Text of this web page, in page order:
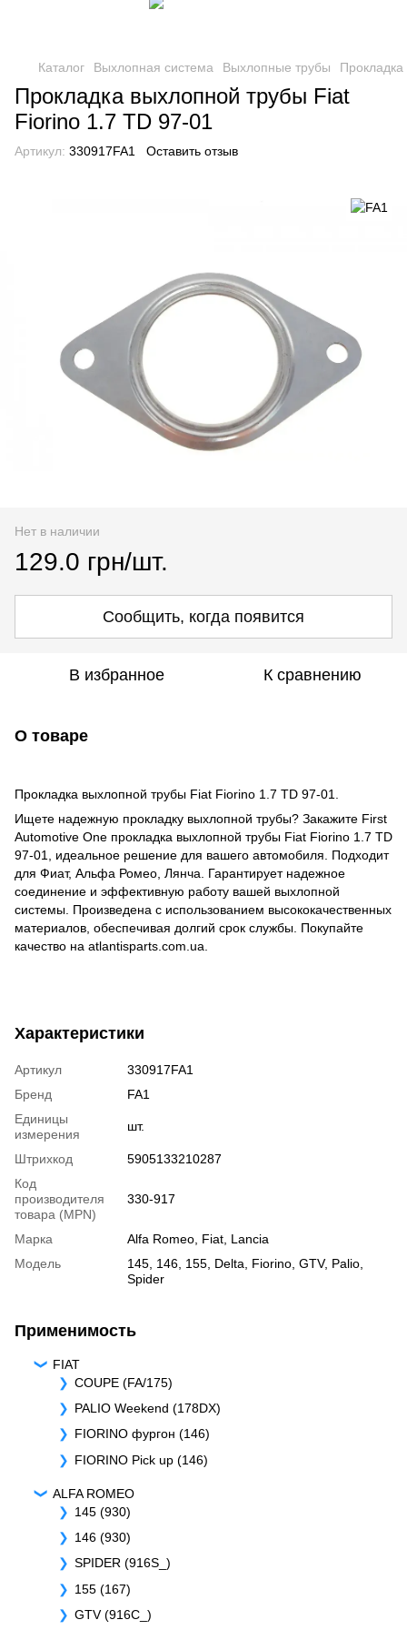
Каталог Выхлопная система Выхлопные трубы
Прокладка выхлопной трубы Fiat
Fiorino 1.7 TD 97-01
Артикул: 330917FA1 Оставить отзыв
Нет в наличии
129.0 грн/шт.
Сообщить, когда появится
В избранное К сравнению
О товаре
Прокладка выхлопной трубы Fiat Fiorino 1.7 TD 97-01.
Ищете надежную прокладку выхлопной трубы? Закажите First
Automotive One прокладка выхлопной трубы Fiat Fiorino 1.7 TD
97-01, идеальное решение для вашего автомобиля. Подходит
для Фиат, Альфа Ромео, Лянча. Гарантирует надежное
соединение и эффективную работу вашей выхлопной
системы. Произведена с использованием высококачественных
материалов, обеспечивая долгий срок службы. Покупайте
качество на atlantisparts.com.ua.
Характеристики
Артикул
330917FA1
Бренд
FA1
Единицы
измерения
шт.
Штрихкод
5905133210287
Код
производителя
товара (MPN)
330-917
Марка Alfa Romeo Fiat Lancia
Модель
145 146 155 Delta Fiorino GTV, Palio
Spider
Применимость
FIAT
COUPE (FA/175)
PALIO Weekend (178DX)
FIORINO фургон (146)
FIORINO Pick up (146)
ALFA ROMEO
145 (930)
146 (930)
SPIDER (916S_)
155 (167)
GTV (916C_)